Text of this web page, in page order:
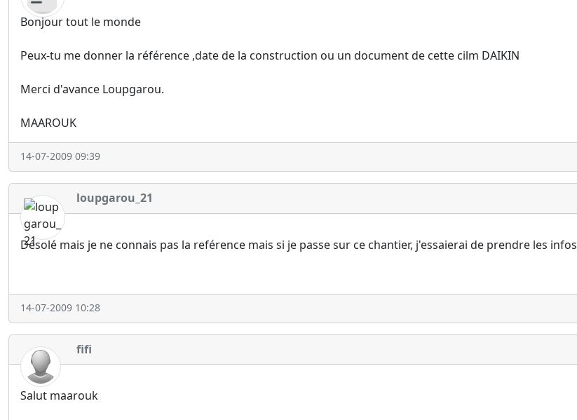
Bonjour tout le monde
Peux-tu me donner la référence ,date de la construction ou un document de cette cilm DAIKIN
Merci d'avance Loupgarou.
MAAROUK
14-07-2009 09:39
loupgarou_21
Désolé mais je ne connais pas la reférence mais si je passe sur ce chantier, j'essaierai de prendre les infos
14-07-2009 10:28
fifi
Salut maarouk